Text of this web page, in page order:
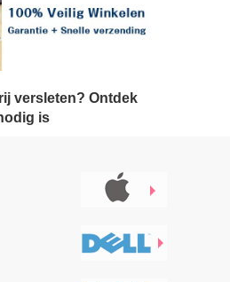
versleten? Ontdek
is